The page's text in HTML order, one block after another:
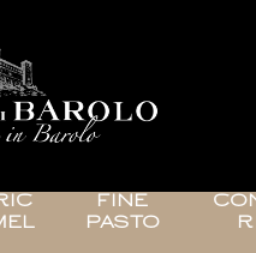
FINE
PASTO